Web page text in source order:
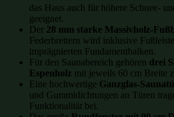
das Haus auch für höhere Schnee-
geeignet.
Der 28 mm starke Massivholz-
Federbrettern wird inklusive
imprägnierten Fundamentbalken.
Für den Saunabereich gehören drei
Espenholz mit jeweils 60 cm Breite
Eine hochwertige Ganzglas-
und Gummidichtungen an Türen
Funktionalität bei.